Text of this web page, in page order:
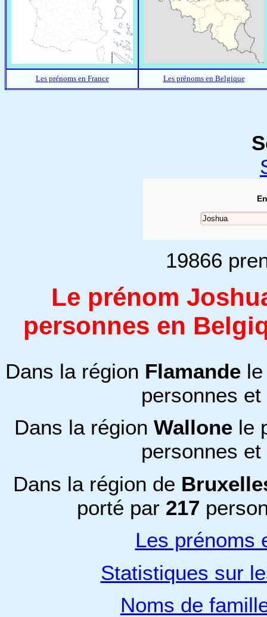
Les prénoms en France Les prénoms en Belgique
19866
Le prénom
personnes en
Dans la région Flamande
personnes
Dans la région Wallonele
personnes
Dans la région de
porté par 217
Les prénoms
Statistiques sur
Noms de